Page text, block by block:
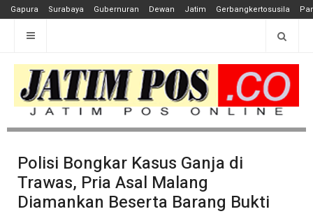
Gapura Surabaya Gubernuran Dewan Jatim Gerbangkertosusila
Polisi Bongkar Kasus Ganja di
Trawas, Pria Asal Malang
Diamankan Beserta Barang Bukti